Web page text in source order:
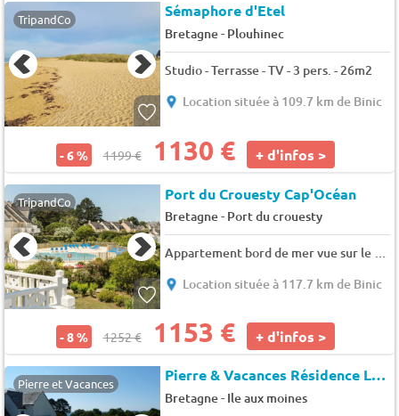
TripandCo Sémaphore d'Etel
Bretagne- Plouhinec
Studio - Terrasse - TV - 3 pers. - 26m2
Location située à 109.7 km de Binic
- 6 % 1199 € 1130 € + d'infos >
TripandCo Port du Crouesty Cap'Océan
Bretagne- Port du crouesty
Location située à 117.7 km de Binic
- 8 % 1252 € 1153 € + d'infos >
Pierre et Vacances Pierre & Vacances Résidence La Voile d'Or
Bretagne- Ile aux moines